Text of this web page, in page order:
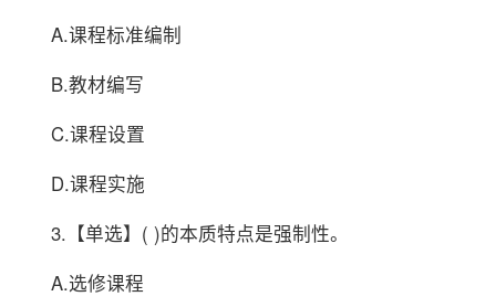
A.课程标准编制
B.教材编写
C.课程设置
D.课程实施
3.【单选】( )的本质特点是强制性。
A.选修课程